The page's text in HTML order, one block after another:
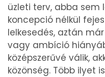
üzleti terv, abba sem
koncepció nélkül
lelkesedés, aztán
vagy ambíció
középszerűvé válik,
közönség. Több ilyet